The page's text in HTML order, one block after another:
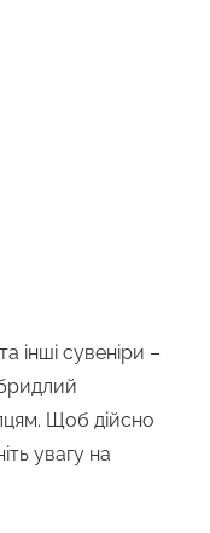
інші сувеніри –
Щоб дійсно
увагу на